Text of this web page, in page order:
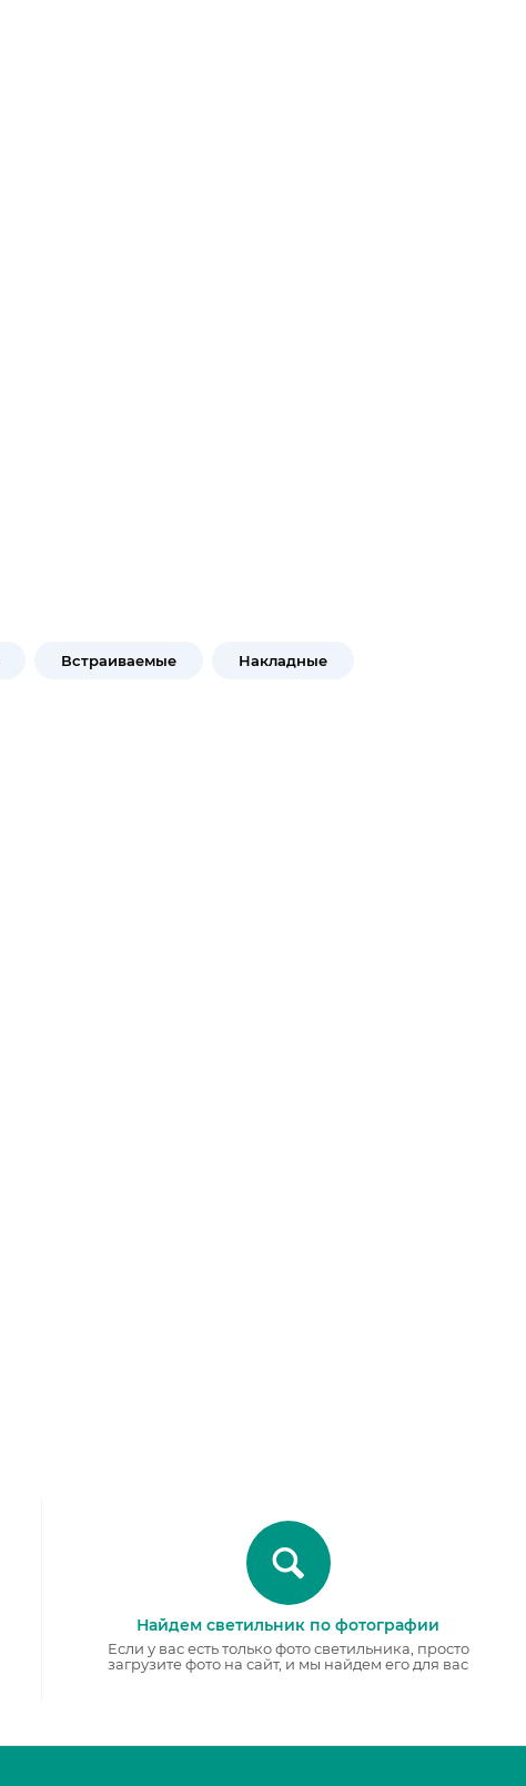
Встраиваемые Накладные
Найдем светильник по фотографии
Если у вас есть только фото светильника, просто
загрузите фото на сайт, и мы найдем его для вас